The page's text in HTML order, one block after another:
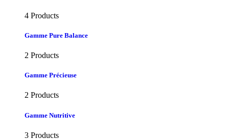
4 Products
Gamme Pure Balance
2 Products
Gamme Précieuse
2 Products
Gamme Nutritive
3 Products